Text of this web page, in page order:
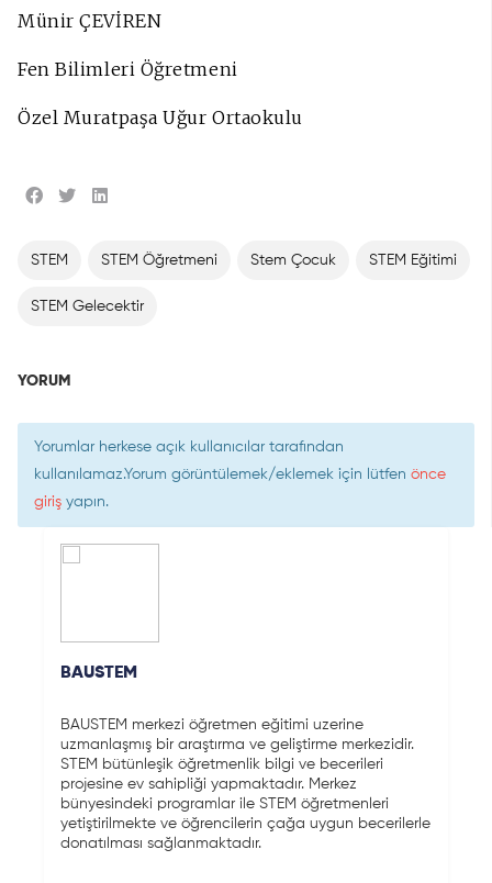
Münir ÇEVİREN
Fen Bilimleri Öğretmeni
Özel Muratpaşa Uğur Ortaokulu
STEM STEM Öğretmeni Stem Çocuk STEM Eğitimi
STEM Gelecektir
YORUM
Yorumlar herkese açık kullanıcılar tarafından
kullanılamaz.Yorum görüntülemek/eklemek için lütfen önce
giriş yapın.
BAUSTEM
BAUSTEM merkezi öğretmen eğitimi uzerine
uzmanlaşmış bir araştırma ve geliştirme merkezidir.
STEM bütünleşik öğretmenlik bilgi ve becerileri
projesine ev sahipliği yapmaktadır. Merkez
bünyesindeki programlar ile STEM öğretmenleri
yetiştirilmekte ve öğrencilerin çağa uygun becerilerle
donatılması sağlanmaktadır.